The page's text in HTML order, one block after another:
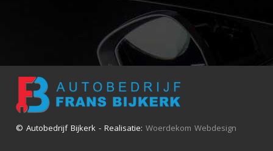
© Autobedrijf Bijkerk - Realisatie: Woerdekom Webdesign